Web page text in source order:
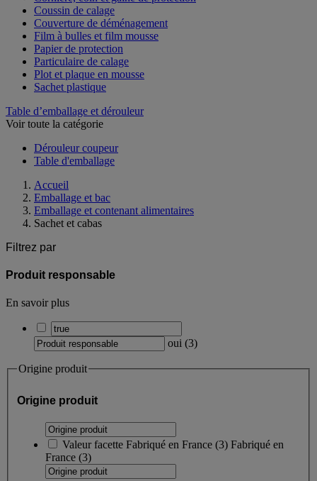
Coussin de calage
Couverture de déménagement
Film à bulles et film mousse
Papier de protection
Particulaire de calage
Plot et plaque en mousse
Sachet plastique
Table d’emballage et dérouleur
Voir toute la catégorie
Dérouleur coupeur
Table d'emballage
Accueil
Emballage et bac
Emballage et contenant alimentaires
Sachet et cabas
Filtrez par
Produit responsable
En savoir plus
oui (3)
Origine produit
Origine produit
Valeur facette Fabriqué en France (3) Fabriqué en
France (3)